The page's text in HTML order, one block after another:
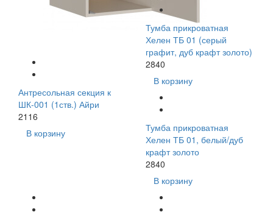
Антресольная секция к
ШК-001 (1ств.) Айри
2116
В корзину
Тумба прикроватная
Хелен ТБ 01 (серый
графит, дуб крафт золото)
2840
В корзину
Тумба прикроватная
Хелен ТБ 01, белый/дуб
крафт золото
2840
В корзину